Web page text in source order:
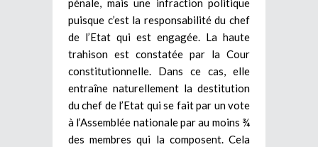
pénale, mais une infraction politique
puisque c’est la responsabilité du chef
de l’Etat qui est engagée. La haute
trahison est constatée par la Cour
constitutionnelle. Dans ce cas, elle
entraîne naturellement la destitution
du chef de l’Etat qui se fait par un vote
à l’Assemblée nationale par au moins ¾
des membres qui la composent. Cela